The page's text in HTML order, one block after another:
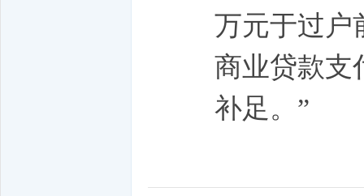
万元于过户
商业贷款支
补足。”